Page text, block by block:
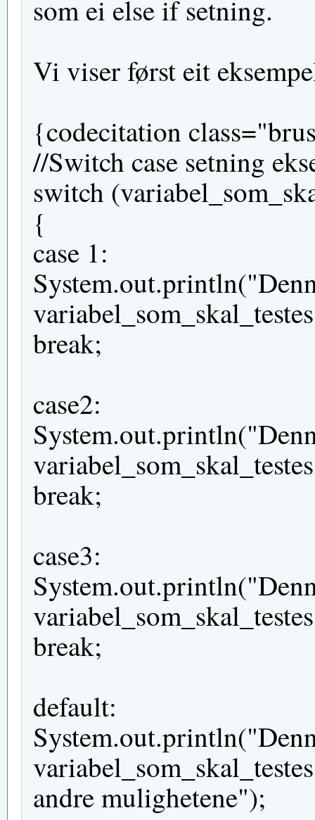
som ei else if setning.
Vi viser først eit
{codecitation
//Switch case setning
switch
{
case 1:
break;
case2:
break;
case3:
break;
default:
andre mulighetene");